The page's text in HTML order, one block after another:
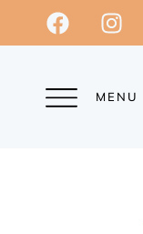
MENU